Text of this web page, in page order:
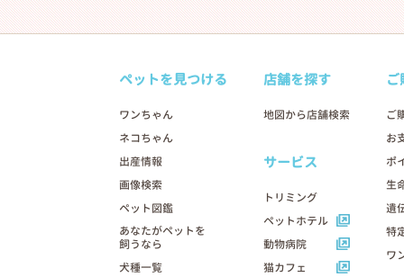
2026年04月20日
ペットを見つける
ワンちゃん
ネコちゃん
出産情報
画像検索
ペット図鑑
あなたがペットを
飼うなら
犬種一覧
店舗を探す
地図から店舗検索
サービス
トリミング
ペットホテル
動物病院
猫カフェ
ご
お
ポ
生
遺
特
ワ